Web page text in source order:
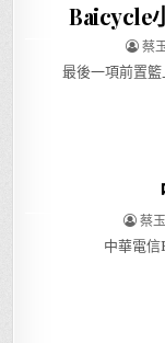
Baicycle
蔡
最後一項前置
蔡
中華電